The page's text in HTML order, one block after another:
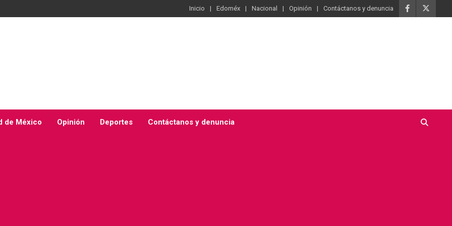
Inicio Edoméx Nacional Opinión Contáctanos y denuncia
de México Opinión Deportes Contáctanos y denuncia